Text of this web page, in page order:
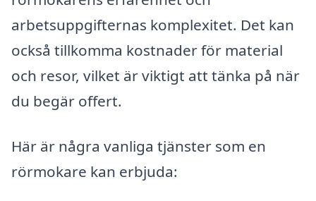
arbetsuppgifternas komplexitet. Det kan
också tillkomma kostnader för material
och resor, vilket är viktigt att tänka på när
du begär offert.
Här är några vanliga tjänster som en
rörmokare kan erbjuda: